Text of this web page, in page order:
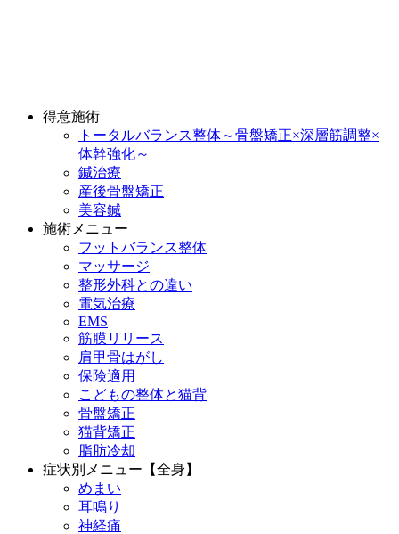
得意施術
トータルバランス整体～骨盤矯正×深層筋調整×
体幹強化～
鍼治療
産後骨盤矯正
美容鍼
施術メニュー
フットバランス整体
マッサージ
整形外科との違い
電気治療
EMS
筋膜リリース
肩甲骨はがし
保険適用
こどもの整体と猫背
骨盤矯正
猫背矯正
脂肪冷却
症状別メニュー【全身】
めまい
耳鳴り
神経痛